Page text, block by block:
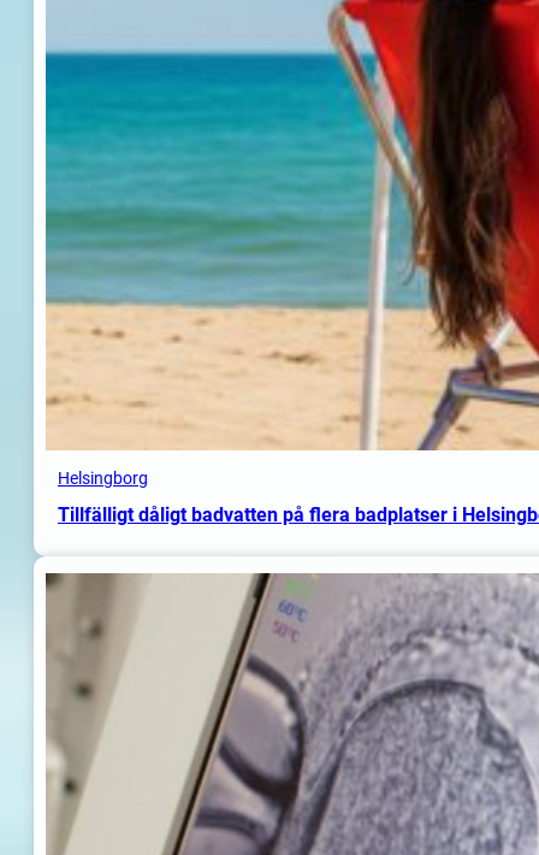
Helsingborg
Tillfälligt dåligt badvatten på flera badplatser i